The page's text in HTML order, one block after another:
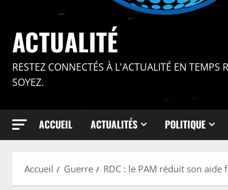
ACTUALITÉ
RESTEZ CONNECTÉS À L'ACTUALITÉ EN TEMPS
SOYEZ.
ACCUEIL ACTUALITÉS POLITIQUE
Accueil Guerre RDC : le PAM réduit son